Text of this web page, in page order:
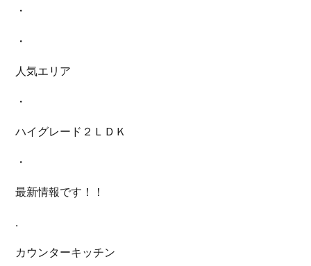
・
・
人気エリア
・
ハイグレード２ＬＤＫ
・
最新情報です！！
カウンターキッチン